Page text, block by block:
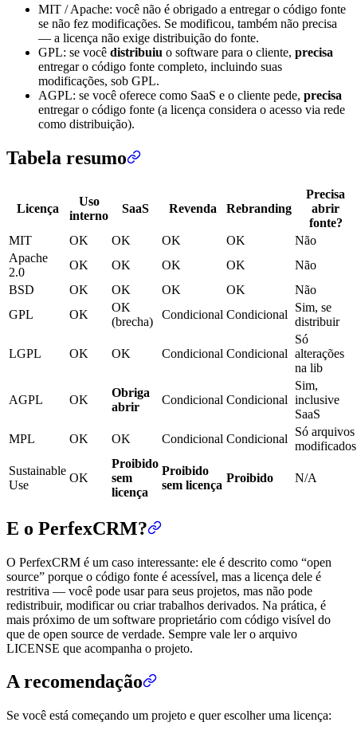
MIT / Apache: você não é obrigado a entregar o código fonte
se não fez modificações. Se modificou, também não precisa
— a licença não exige distribuição do fonte.
GPL: se você distribuiu o software para o cliente, precisa
entregar o código fonte completo, incluindo suas
modificações, sob GPL.
AGPL: se você oferece como SaaS e o cliente pede, precisa
entregar o código fonte (a licença considera o acesso via rede
como distribuição).
Tabela resumo
Licença
Uso
interno
SaaS Revenda Rebranding
Precisa
abrir
fonte?
MIT
OK OK OK OK
Não
Apache
2.0
OK OK OK OK
Não
BSD
OK OK OK OK
Não
GPL
OK
OK
(brecha)
Condicional Condicional
Sim, se
distribuir
LGPL OK OK Condicional Condicional
Só
alterações
na lib
AGPL OK
Obriga
abrir
Condicional Condicional
Sim,
inclusive
SaaS
MPL
OK OK Condicional Condicional
Só arquivos
modificados
Sustainable
Use
OK
Proibido
sem
licença
Proibido
sem licença
Proibido N/A
E o PerfexCRM?
O PerfexCRM é um caso interessante: ele é descrito como “open
source” porque o código fonte é acessível, mas a licença dele é
restritiva — você pode usar para seus projetos, mas não pode
redistribuir, modificar ou criar trabalhos derivados. Na prática, é
mais próximo de um software proprietário com código visível do
que de open source de verdade. Sempre vale ler o arquivo
LICENSE que acompanha o projeto.
A recomendação
Se você está começando um projeto e quer escolher uma licença: